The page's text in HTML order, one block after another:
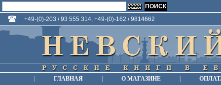
+49-(0)-203 / 93 555 314, +49-(0)-162 / 9814662
ГЛАВНАЯ О МАГАЗИНЕ